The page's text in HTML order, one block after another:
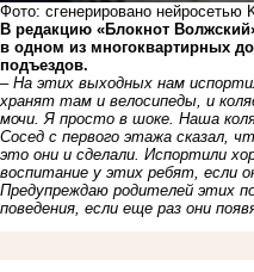
Фото: сгенерировано нейросетью
В редакцию «Блокнот
в одном из многоквартирных
подъездов.
– На этих выходных нам
хранят там и велосипеды, и
мочи. Я просто в шоке. Наша
Сосед с первого этажа сказал,
это они и сделали. Испортили
воспитание у этих ребят, если
Предупреждаю родителей этих
поведения, если еще раз они